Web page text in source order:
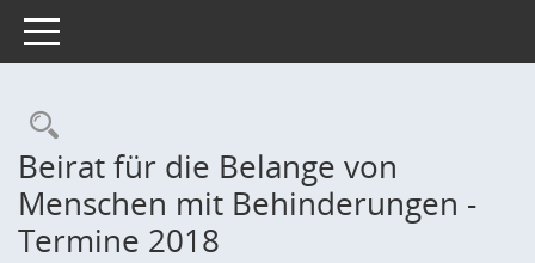
Toggle navigation
Rechercheauswahl
Beirat für die Belange von
Menschen mit Behinderungen -
Termine 2018